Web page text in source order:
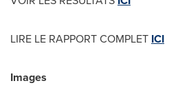
LIRE LE RAPPORT COMPLET ICI
Images